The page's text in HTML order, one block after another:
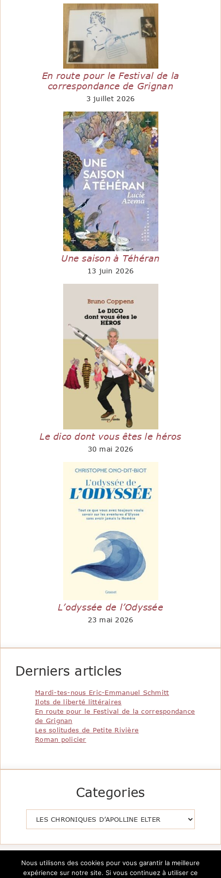
En route pour le Festival de la
correspondance de Grignan
3 juillet 2026
Une saison à Téhéran
13 juin 2026
Le dico dont vous êtes le héros
30 mai 2026
L’odyssée de l’Odyssée
23 mai 2026
Derniers articles
Mardi-tes-nous Eric-Emmanuel Schmitt
Ilots de liberté littéraires
En route pour le Festival de la correspondance
de Grignan
Les solitudes de Petite Rivière
Roman policier
Categories
Nous utilisons des cookies pour vous garantir la meilleure
expérience sur notre site. Si vous continuez à utiliser ce